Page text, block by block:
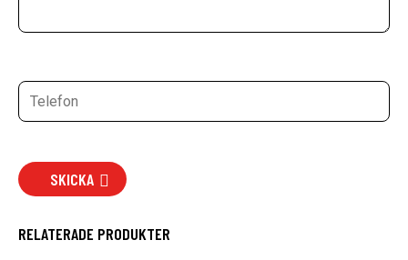
SKICKA
RELATERADE PRODUKTER